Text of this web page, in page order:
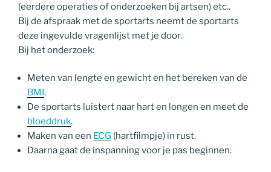
(eerdere operaties of onderzoeken bij artsen) etc..
Bij de afspraak met de sportarts neemt de sportarts
deze ingevulde vragenlijst met je door.
Bij het onderzoek:
Meten van lengte en gewicht en het bereken van de
BMI .
De sportarts luistert naar hart en longen en meet de
bloeddruk.
Maken van een ECG (hartfilmpje) in rust.
Daarna gaat de inspanning voor je pas beginnen.